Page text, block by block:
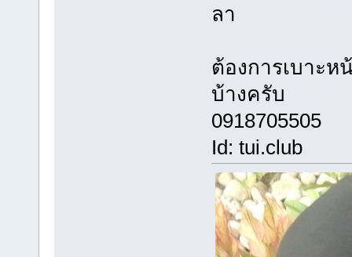
ลา
ต้องการเบาะห
บ้างครับ
0918705505
Id: tui.club